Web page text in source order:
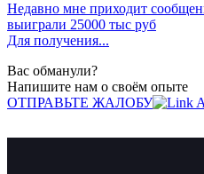
Недавно мне приходит
выиграли 25000 тыс руб
Для получения...
Вас обманули?
Напишите нам о своём опыте
ОТПРАВЬТЕ ЖАЛОБУ